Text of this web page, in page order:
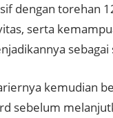
dengan torehan
serta
kemudian
sebelum